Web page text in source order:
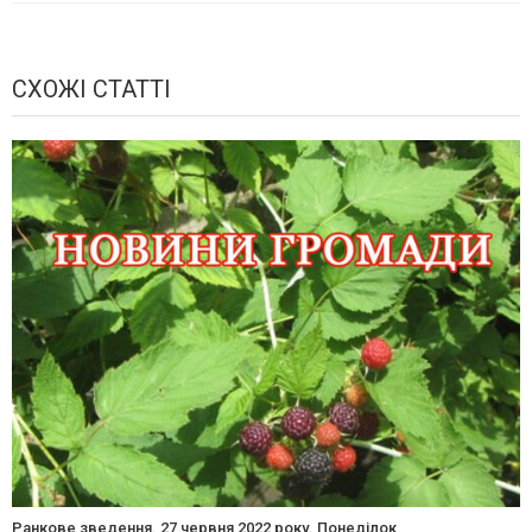
СХОЖІ СТАТТІ
Ранкове зведення. 27 червня 2022 року. Понеділок